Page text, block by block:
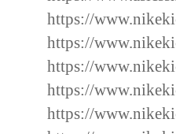
https://
https://
https://
https://
https://